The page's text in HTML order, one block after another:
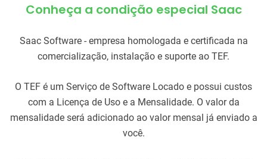
Conheça a condição especial Saac
Saac Software - empresa homologada e certificada na
comercialização, instalação e suporte ao TEF.
O TEF é um Serviço de Software Locado e possui custos
com a Licença de Uso e a Mensalidade. O valor da
mensalidade será adicionado ao valor mensal já enviado a
você.